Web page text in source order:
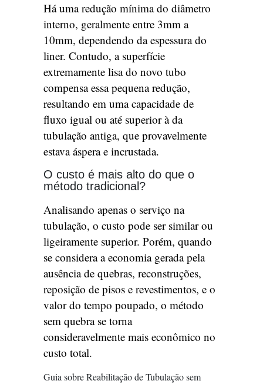
Há uma redução mínima do diâmetro
interno, geralmente entre 3mm a
10mm, dependendo da espessura do
liner. Contudo, a superfície
extremamente lisa do novo tubo
compensa essa pequena redução,
resultando em uma capacidade de
fluxo igual ou até superior à da
tubulação antiga, que provavelmente
estava áspera e incrustada.
O custo é mais alto do que o
método tradicional?
Analisando apenas o serviço na
tubulação, o custo pode ser similar ou
ligeiramente superior. Porém, quando
se considera a economia gerada pela
ausência de quebras, reconstruções,
reposição de pisos e revestimentos, e o
valor do tempo poupado, o método
sem quebra se torna
consideravelmente mais econômico no
custo total.
Guia sobre Reabilitação de Tubulação sem